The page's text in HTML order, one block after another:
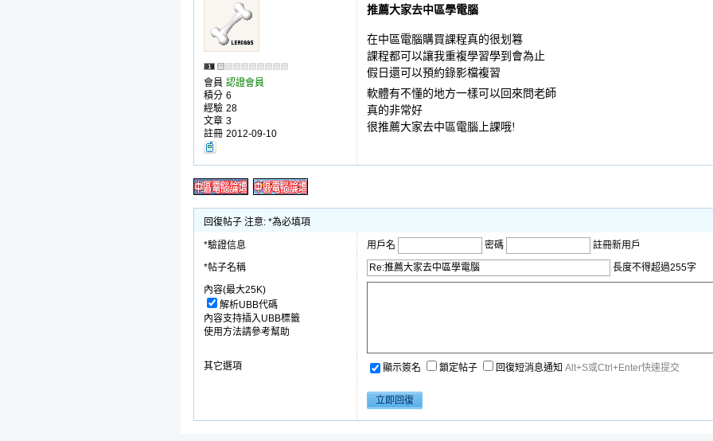
會員 認證會員
積分 6
經驗 28
文章 3
註冊 2012-09-10
推薦大家去中區學電腦
在中區電腦購買課程真的很划篹
課程都可以讓我重複學習學到會為止
假日還可以預約錄影檔複習
軟體有不懂的地方一樣可以回來問老師
真的非常好
很推薦大家去中區電腦上課哦!
回復帖子 注意: *為必填項
*驗證信息 用戶名 密碼
註冊新用戶
*帖子名稱
長度不得超過255字
內容(最大25K)
解析UBB代碼
內容支持插入UBB標籤
使用方法請參考幫助
其它選項 顯示簽名 鎖定帖子 回復短消息通知 Alt+S或Ctrl+Enter快速提交